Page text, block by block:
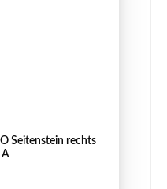
Seitenstein rechts